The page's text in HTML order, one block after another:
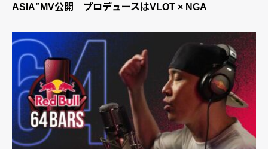
ASIA”MV公開 プロデュースはVLOT × NGA